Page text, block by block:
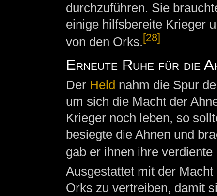
durchzuführen. Sie
einige hilfsbereite Krieger
von den Orks.[28]
Erneute Ruhe für die
Der Held nahm die Spur
um sich die Macht der
Krieger noch leben, so
besiegte die Ahnen und
gab er ihnen ihre
Ausgestattet mit der
Orks zu vertreiben, damit